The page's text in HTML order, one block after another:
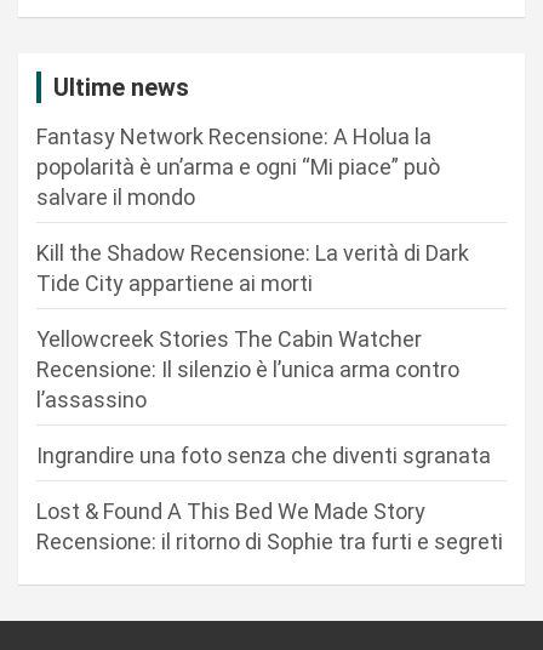
z
Ultime news
Fantasy Network Recensione: A Holua la
popolarità è un’arma e ogni “Mi piace” può
salvare il mondo
Kill the Shadow Recensione: La verità di Dark
Tide City appartiene ai morti
Yellowcreek Stories The Cabin Watcher
Recensione: Il silenzio è l’unica arma contro
l’assassino
Ingrandire una foto senza che diventi sgranata
Lost & Found A This Bed We Made Story
Recensione: il ritorno di Sophie tra furti e segreti